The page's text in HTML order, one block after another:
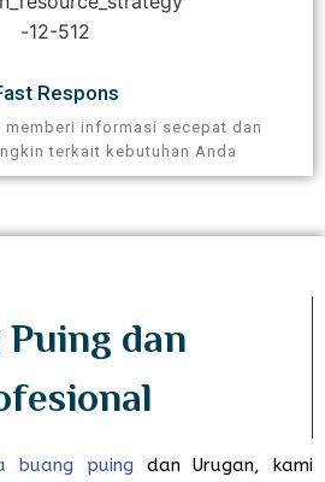
Respons
memberi informasi secepat dan
terkait kebutuhan Anda
Puing dan
buang puing dan Urugan, kami